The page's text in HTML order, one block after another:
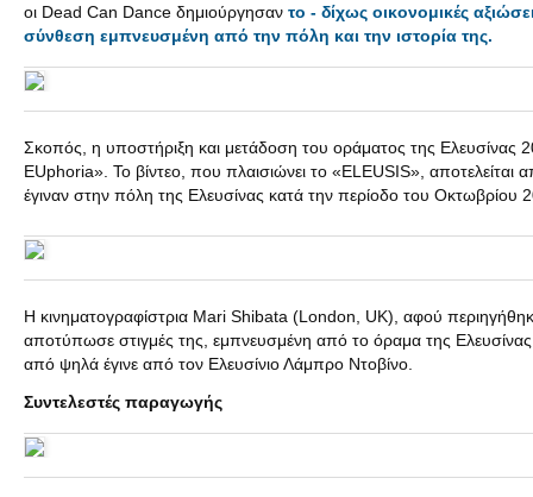
οι Dead Can Dance δημιούργησαν το - δίχως οικονομικές
σύνθεση εμπνευσμένη από την πόλη και την ιστορία της.
Σκοπός, η υποστήριξη και μετάδοση του οράματος της Ελευσίνας
EUphoria». Το βίντεο, που πλαισιώνει το «ELEUSIS»,
έγιναν στην πόλη της Ελευσίνας κατά την περίοδο του Οκτωβρίου
Η κινηματογραφίστρια Mari Shibata (London, UK), αφού περιηγήθηκε
αποτύπωσε στιγμές της, εμπνευσμένη από το όραμα της
από ψηλά έγινε από τον Ελευσίνιο Λάμπρο Ντοβίνο.
Συντελεστές παραγωγής